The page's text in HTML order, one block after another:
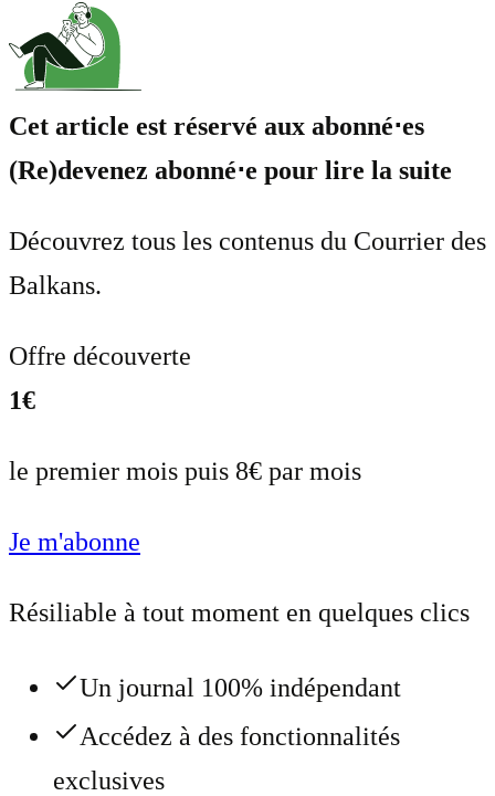
Cet article est réservé aux abonné⋅es
(Re)devenez abonné⋅e pour lire la suite
Découvrez tous les contenus du Courrier des
Balkans.
Offre découverte
1€
le premier mois puis 8€ par mois
Je m'abonne
Résiliable à tout moment en quelques clics
Un journal 100% indépendant
Accédez à des fonctionnalités
exclusives